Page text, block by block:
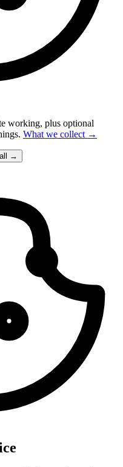
working, plus optional
What we collect →
→